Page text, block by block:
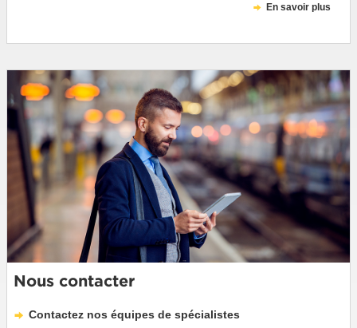
En savoir plus
Nous contacter
Contactez nos équipes de spécialistes